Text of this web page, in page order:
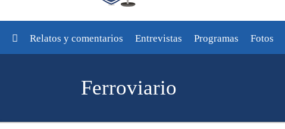
Relatos y comentarios Entrevistas Programas Fotos
Ferroviario